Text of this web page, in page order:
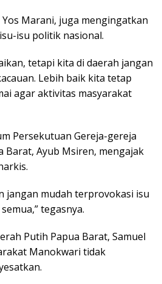
Marani, juga mengingatkan
isu politik nasional.
tetapi kita di daerah jangan
Lebih baik kita tetap
agar aktivitas masyarakat
Persekutuan Gereja-gereja
Barat, Ayub Msiren, mengajak
jangan mudah terprovokasi isu
tegasnya.
Putih Papua Barat, Samuel
Manokwari tidak